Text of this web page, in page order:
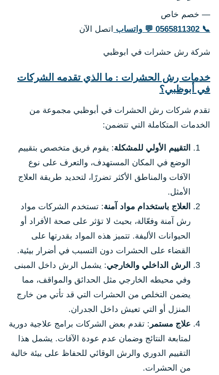
— خصم خاص
📞
0565811302
💬 واتساب اتصل الآن
شركة رش حشرات في ابوظبي
خدمات رش الحشرات : ما الذي تقدمه الشركات
في أبوظبي؟
تقدم شركات رش الحشرات في أبوظبي مجموعة من
الخدمات المتكاملة التي تتضمن:
التقييم الأولي للمشكلة: يقوم فريق متخصص بتقييم
الوضع في المكان المستهدف، والتعرف على نوع
الآفات والمناطق الأكثر تضررًا، لتحديد طريقة العلاج
الأمثل.
العلاج باستخدام مواد آمنة: تستخدم الشركات مواد
رش آمنة وفعّالة، بحيث لا تؤثر على صحة الأفراد أو
الحيوانات الأليفة. تتميز هذه المواد بقدرتها على
القضاء على الحشرات دون التسبب في أضرار بيئية.
الرش الداخلي والخارجي: يشمل الرش داخل المبنى
وفي محيطه الخارجي مثل الحدائق والمواقف، مما
يضمن التخلص من الحشرات التي قد تأتي من خارج
المنزل أو التي تعيش داخل الجدران.
علاج مستمر : تقدم بعض الشركات برامج علاجية دورية
لمتابعة النتائج وضمان عدم عودة الآفات. يشمل هذا
التقييم الدوري والرش الوقائي للحفاظ على بيئة خالية
من الحشرات.